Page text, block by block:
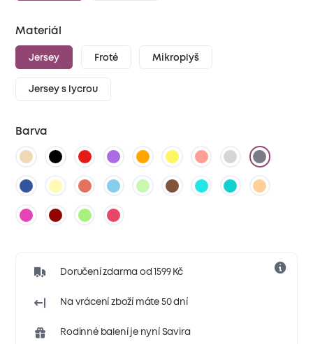
Materiál
Jersey Froté Mikroplyš
Jersey s lycrou
Barva
Doručení zdarma od 1599 Kč
Na vrácení zboží máte 50 dní
Rodinné balení je nyní Savira